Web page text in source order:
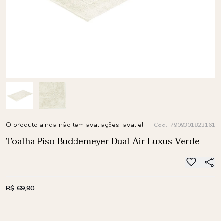
O produto ainda não tem avaliações, avalie! Cod.: 7909301823161
Toalha Piso Buddemeyer Dual Air Luxus Verde
R$ 69,90